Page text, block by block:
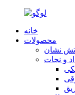
خانه
محصولات
نشان
و نجات